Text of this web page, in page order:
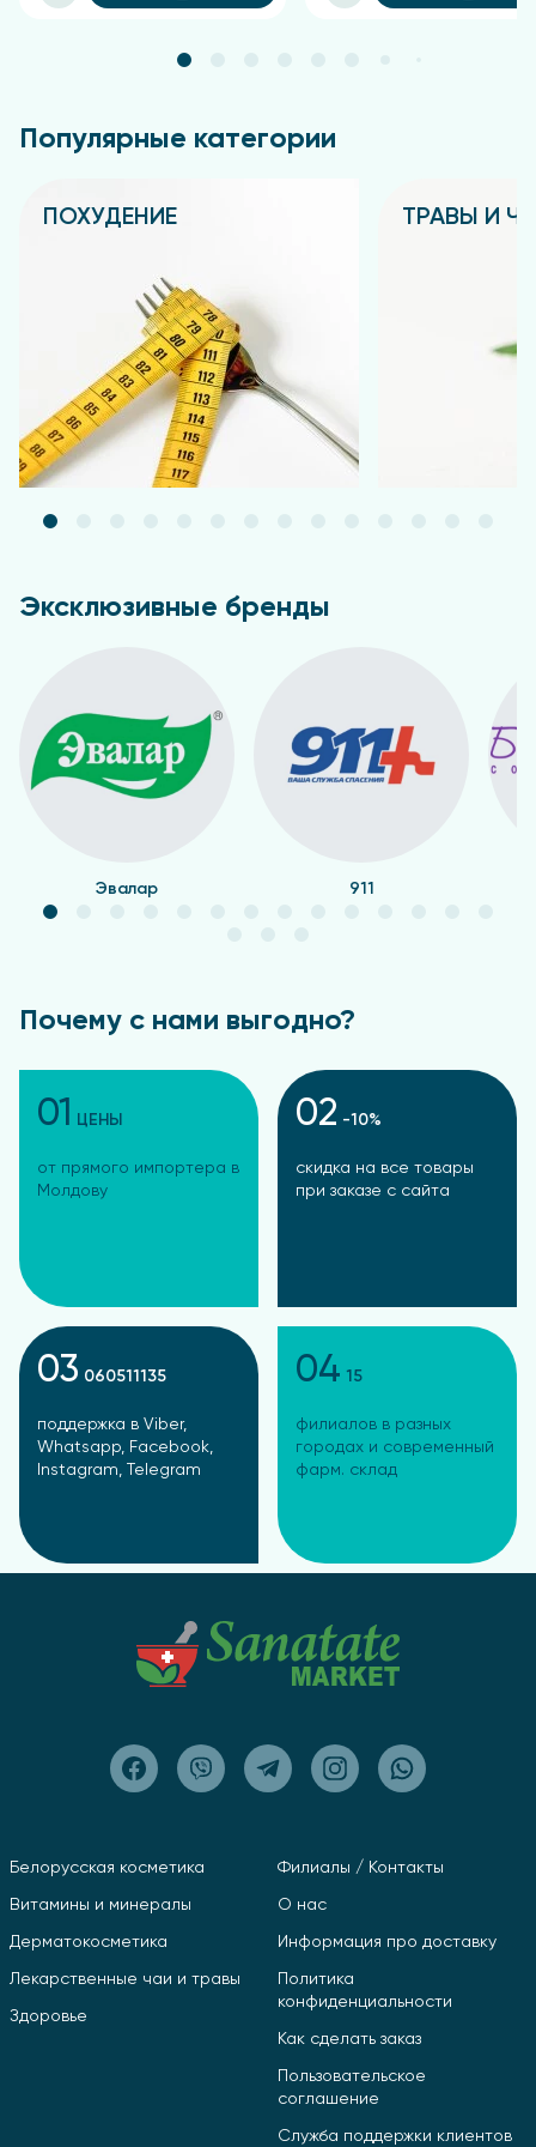
Популярные категории
ПОХУДЕНИЕ ТРАВЫ И
Эксклюзивные бренды
Эвалар 911
Почему с нами выгодно?
01 ЦЕНЫ
от прямого импортера в
Молдову
02 -10%
скидка на все товары
при заказе с сайта
03 060511135
поддержка в Viber,
Whatsapp, Facebook,
Instagram, Telegram
04 15
филиалов в разных
городах и современный
фарм. склад
Белорусская косметика
Витамины и минералы
Дерматокосметика
Лекарственные чаи и травы
Здоровье
Филиалы / Контакты
О нас
Информация про доставку
Политика
конфиденциальности
Как сделать заказ
Пользовательское
соглашение
Служба поддержки клиентов